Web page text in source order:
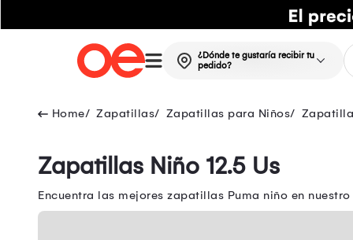
¿Dónde te gustaría recibir tu
pedido?
Zapatillas Zapatillas para Niños
Zapatillas Niño 12.5 Us
Encuentra las mejores zapatillas Puma niño en